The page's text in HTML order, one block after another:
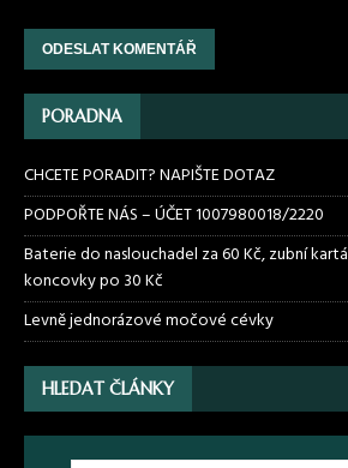
PORADNA
CHCETE PORADIT? NAPIŠTE DOTAZ
PODPOŘTE NÁS – ÚČET 1007980018/2220
Baterie do naslouchadel za 60 Kč, zubní
koncovky po 30 Kč
Levně jednorázové močové cévky
HLEDAT ČLÁNKY